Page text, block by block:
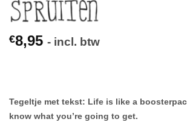
€8,95 - incl. btw
Tegeltje met tekst: Life is like a
know what you’re going to get.